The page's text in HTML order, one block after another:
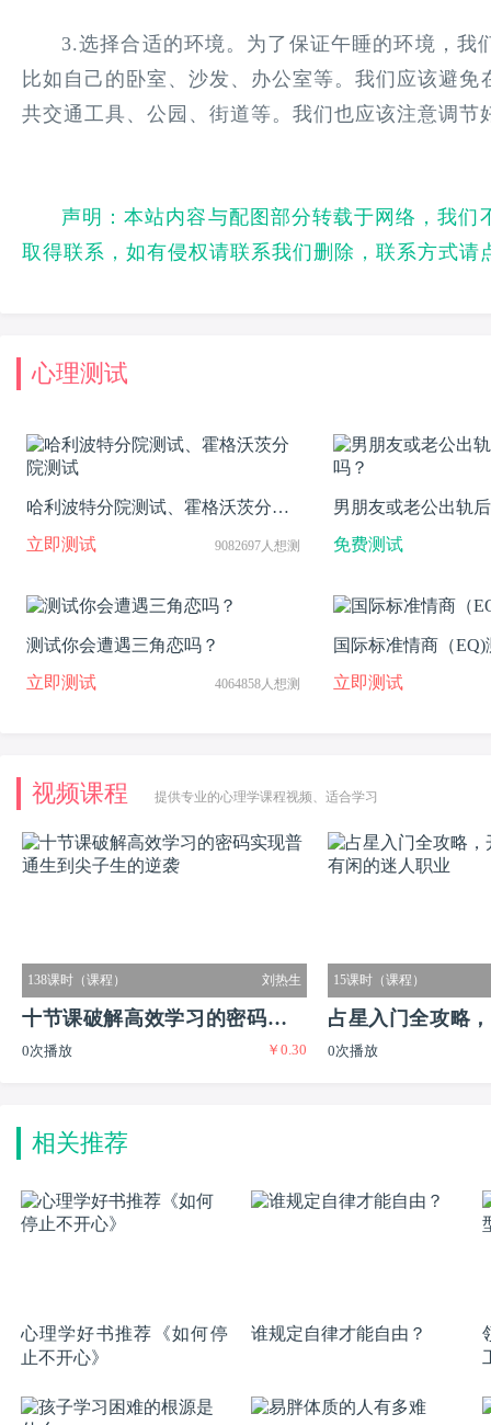
3.选择合适的环境。为了保证午睡的环境，
比如自己的卧室、沙发、办公室等。我们应该避
共交通工具、公园、街道等。我们也应该注意调
声明：本站内容与配图部分转载于网络，我
取得联系，如有侵权请联系我们删除，联系方式请
心理测试
哈利波特分院测试、霍格沃茨分院
测试
立即测试 9082697人想测
男朋友或老公出轨
吗？
免费测试
测试你会遭遇三角恋吗？
立即测试
4064858人想测
国际标准情商（EQ)
立即测试
视频课程 提供专业的心理学课程视频、适合学习
138课时（课程） 刘热生
十节课破解高效学习的密码实现
普通生到尖子生的逆袭
0次播放 ￥0.30
15课时（课程）
占星入门全攻略
又有闲的迷人职业
0次播放
相关推荐
心理学好书推荐《如何停
止不开心》
谁规定自律才能自由？